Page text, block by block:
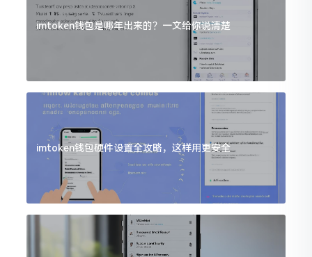
imtoken钱包是哪年出来的？一文给你说清楚
imtoken钱包硬件设置全攻略，这样用更安全